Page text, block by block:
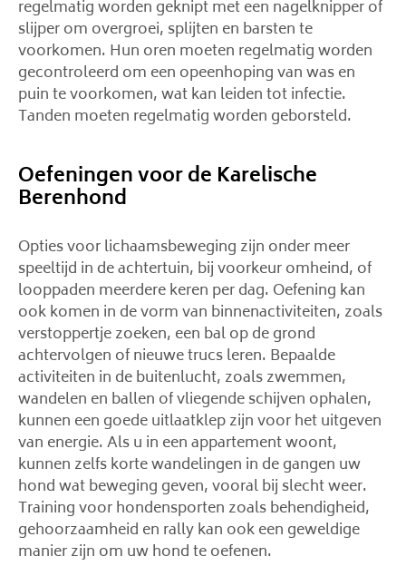
regelmatig worden geknipt met een nagelknipper of
slijper om overgroei, splijten en barsten te
voorkomen. Hun oren moeten regelmatig worden
gecontroleerd om een ​​opeenhoping van was en
puin te voorkomen, wat kan leiden tot infectie.
Tanden moeten regelmatig worden geborsteld.
Oefeningen voor de Karelische
Berenhond
Opties voor lichaamsbeweging zijn onder meer
speeltijd in de achtertuin, bij voorkeur omheind, of
looppaden meerdere keren per dag. Oefening kan
ook komen in de vorm van binnenactiviteiten, zoals
verstoppertje zoeken, een bal op de grond
achtervolgen of nieuwe trucs leren. Bepaalde
activiteiten in de buitenlucht, zoals zwemmen,
wandelen en ballen of vliegende schijven ophalen,
kunnen een goede uitlaatklep zijn voor het uitgeven
van energie. Als u in een appartement woont,
kunnen zelfs korte wandelingen in de gangen uw
hond wat beweging geven, vooral bij slecht weer.
Training voor hondensporten zoals behendigheid,
gehoorzaamheid en rally kan ook een geweldige
manier zijn om uw hond te oefenen.